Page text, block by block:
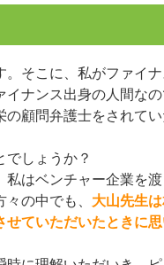
そこに、私がファイ
ナンス出身の人間な
顧問弁護士をされて
しょうか？
はベンチャー企業を
の中でも、 大山先生
ていただいたときに思